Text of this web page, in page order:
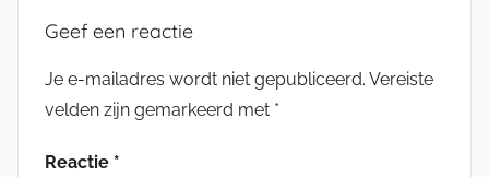
Geef een reactie
Je e-mailadres wordt niet gepubliceerd. Vereiste
velden zijn gemarkeerd met *
Reactie *